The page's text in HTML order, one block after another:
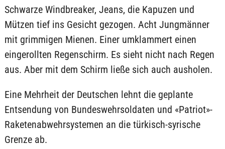
Schwarze Windbreaker, Jeans, die Kapuzen und
Mützen tief ins Gesicht gezogen. Acht Jungmänner
mit grimmigen Mienen. Einer umklammert einen
eingerollten Regenschirm. Es sieht nicht nach Regen
aus. Aber mit dem Schirm ließe sich auch ausholen.
Eine Mehrheit der Deutschen lehnt die geplante
Entsendung von Bundeswehrsoldaten und «Patriot»-
Raketenabwehrsystemen an die türkisch-syrische
Grenze ab.